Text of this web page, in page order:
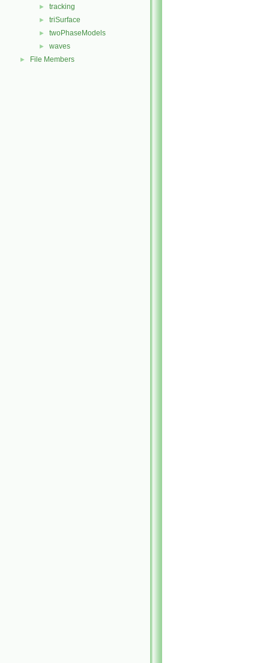
► tracking
► triSurface
► twoPhaseModels
► waves
► File Members